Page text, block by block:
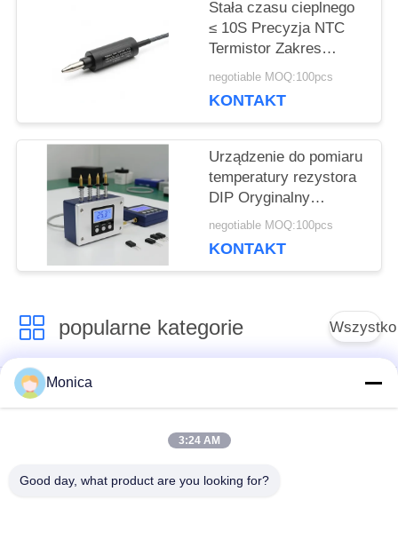
PRIVACY
POLICY
Stała czasu cieplnego
≤ 10S Precyzja NTC
Termistor Zakres
temperatury 40°C Do
Komponent dla
temperatury
negotiable MOQ:100pcs
KONTAKT
Urządzenie do pomiaru
temperatury rezystora
DIP Oryginalny
przemysłowy sprzęt do
precyzją
negotiable MOQ:100pcs
KONTAKT
popularne kategorie Wszystko
Precyzyjny termistor
NTC
epoksydowy
enkapsulowany
Czujnik temperatury
Monica
3:24 AM
Good day, what product are you looking for?